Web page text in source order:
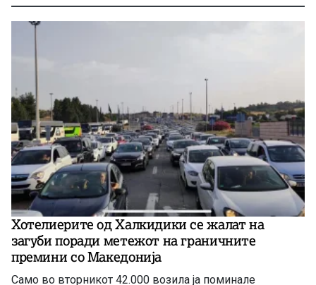
Хотелиерите од Халкидики се жалат на
загуби поради метежот на граничните
премини со Македонија
Само во вторникот 42.000 возила ја поминале